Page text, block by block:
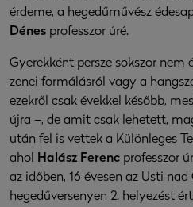
érdeme, a hegedűművész
Dénes professzor úré.
Gyerekként persze sokszor
zenei formálásról vagy a
ezekről csak évekkel később,
újra –, de amit csak lehetett,
után fel is vettek a Különleges
ahol
Halász Ferenc professzor
az időben, 16 évesen az Usti
hegedűversenyen 2. helyezést